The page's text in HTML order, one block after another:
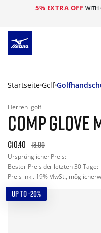
5% EXTRA OFF WITH
Startseite Golf
Herren golf
COMP GLOVE
€10.40 13.00
Ursprünglicher Preis:
Bester Preis der letzten 30 Tage:
Preis inkl. 19% MwSt.,
UP TO -20%